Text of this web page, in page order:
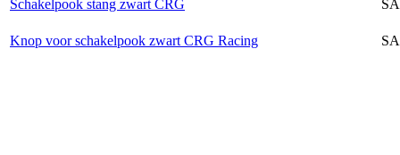
Schakelpook stang zwart CRG
Knop voor schakelpook zwart CRG Racing